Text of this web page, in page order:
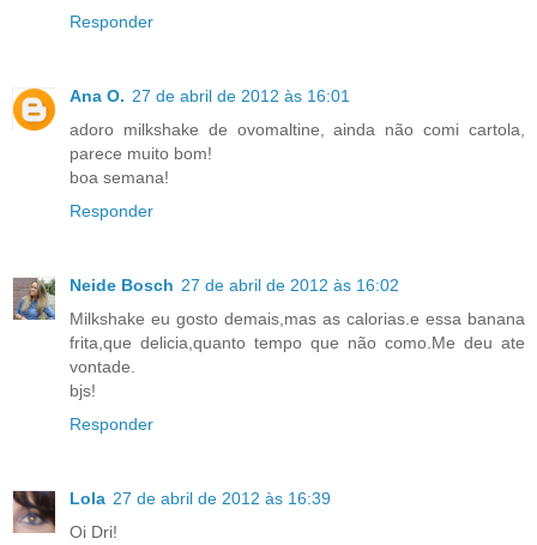
Responder
Ana O. 27 de abril de 2012 às 16:01
adoro milkshake de ovomaltine, ainda não comi cartola,
parece muito bom!
boa semana!
Responder
Neide Bosch 27 de abril de 2012 às 16:02
Milkshake eu gosto demais,mas as calorias.e essa banana
frita,que delicia,quanto tempo que não como.Me deu ate
vontade.
bjs!
Responder
Lola 27 de abril de 2012 às 16:39
Oi Dri!